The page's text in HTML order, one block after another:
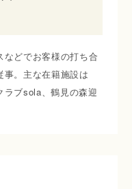
どでお客様の打ち合
。主な在籍施設は
ラブsola、鶴見の森迎